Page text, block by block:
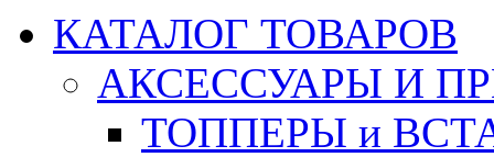
КАТАЛОГ ТОВАРОВ
АКСЕССУАРЫ И
ТОППЕРЫ и